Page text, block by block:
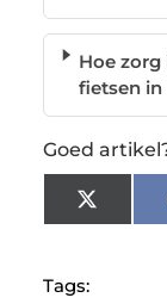
Hoe
fietsen in
Goed
X
Tags: